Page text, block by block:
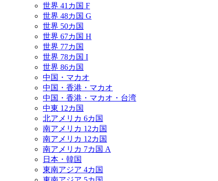
世界 41カ国 F
世界 48カ国 G
世界 50カ国
世界 67カ国 H
世界 77カ国
世界 78カ国 I
世界 86カ国
中国・マカオ
中国・香港・マカオ
中国・香港・マカオ・台湾
中東 12カ国
北アメリカ 6カ国
南アメリカ 12カ国
南アメリカ 12カ国
南アメリカ 7カ国 A
日本・韓国
東南アジア 4カ国